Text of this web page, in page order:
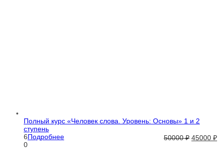
Полный курс «Человек слова. Уровень: Основы» 1 и 2
ступень
6
0
50000₽ 45000 ₽
Подробнее